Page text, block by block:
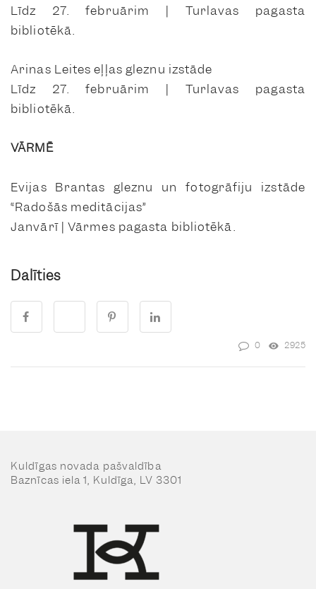
Līdz 27. februārim | Turlavas pagasta
bibliotēkā.
Arinas Leites eļļas gleznu izstāde
Līdz 27. februārim | Turlavas pagasta
bibliotēkā.
VĀRMĒ
Evijas Brantas gleznu un fotogrāfiju izstāde
“Radošās meditācijas”
Janvārī | Vārmes pagasta bibliotēkā.
Dalīties
0 2925
Kuldīgas novada pašvaldība
Baznīcas iela 1, Kuldīga, LV 3301